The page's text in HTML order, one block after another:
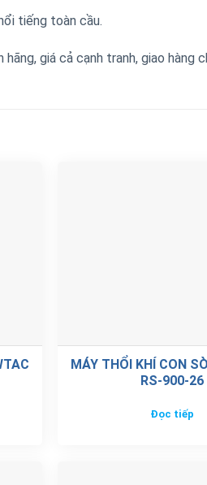
tiếng toàn cầu.
giá cả cạnh tranh, giao hàng
MÁY THỔI KHÍ CON
RS-900-26
Đọc tiếp